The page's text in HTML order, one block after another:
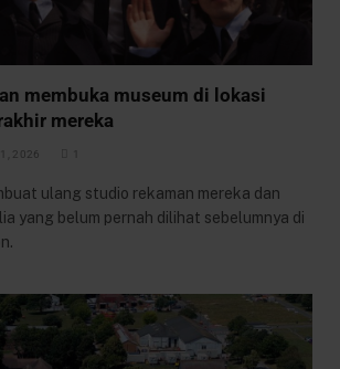
membuka museum di lokasi
mereka
2026
ulang studio rekaman mereka dan
yang belum pernah dilihat sebelumnya di